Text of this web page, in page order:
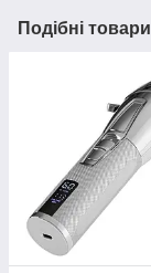
Подібні